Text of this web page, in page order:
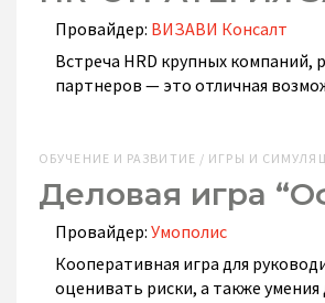
Провайдер: ВИЗАВИ Консалт
Встреча HRD крупных
партнеров — это отличная
ОБУЧЕНИЕ И РАЗВИТИЕ / ИГРЫ И
Деловая игра
Провайдер: Умополис
Кооперативная игра для
оценивать риски, а также умения